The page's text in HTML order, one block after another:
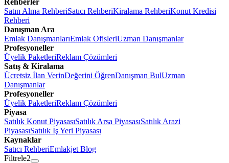
Rehberler
Satın Alma RehberiSatıcı RehberiKiralama RehberiKonut Kredisi
Rehberi
Danışman Ara
Emlak DanışmanlarıEmlak OfisleriUzman Danışmanlar
Profesyoneller
Üyelik PaketleriReklam Çözümleri
Satış & Kiralama
Ücretsiz İlan VerinDeğerini ÖğrenDanışman BulUzman
Danışmanlar
Profesyoneller
Üyelik PaketleriReklam Çözümleri
Piyasa
Satılık Konut PiyasasıSatılık Arsa PiyasasıSatılık Arazi
PiyasasıSatılık İş Yeri Piyasası
Kaynaklar
Satıcı RehberiEmlakjet Blog
Filtrele2